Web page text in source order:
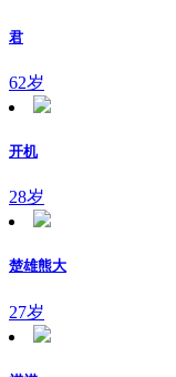
君
62岁
开机
28岁
楚雄熊大
27岁